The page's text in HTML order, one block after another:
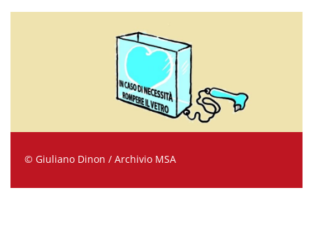
© Giuliano Dinon / Archivio MSA